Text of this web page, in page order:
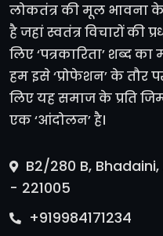
लोकतंत्र की मूल भावना
है जहां स्वतंत्र विचारों की
लिए ‘पत्रकारिता’ शब्द
हम इसे ‘प्रोफेशन’ के तौर
लिए यह समाज के प्रति
एक ‘आंदोलन’ है।
B2/280 B,
- 221005
+919984171234